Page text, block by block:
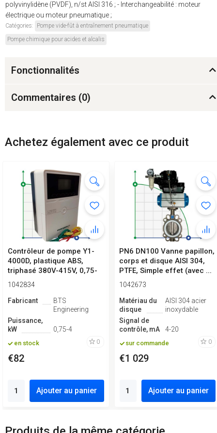
polyvinylidène (PVDF), n/st AISI 316 ; - Interchangeabilité : moteur
électrique ou moteur pneumatique ;
Catégories:
Pompe vide-fût à entraînement pneumatique
Pompe chimique pour acides et alcalis
Fonctionnalités
Commentaires (0)
Achetez également avec ce produit
Contrôleur de pompe Y1-
4000D, plastique ABS,
triphasé 380V-415V, 0,75-
4kW
1042834
Fabricant
BTS
Engineering
Puissance,
kW
0,75-4
en stock 0
€82
Ajouter au panier
PN6 DN100 Vanne papillon,
corps et disque AISI 304,
PTFE, Simple effet (avec ...
1042673
Matériau du
disque
AISI 304 acier
inoxydable
Signal de
contrôle, mA
4-20
sur commande 0
€1 029
Ajouter au panier